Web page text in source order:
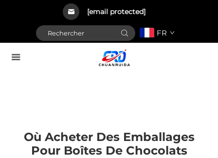
[email protected]
FR
Où Acheter Des Emballages
Pour Boîtes De Chocolats